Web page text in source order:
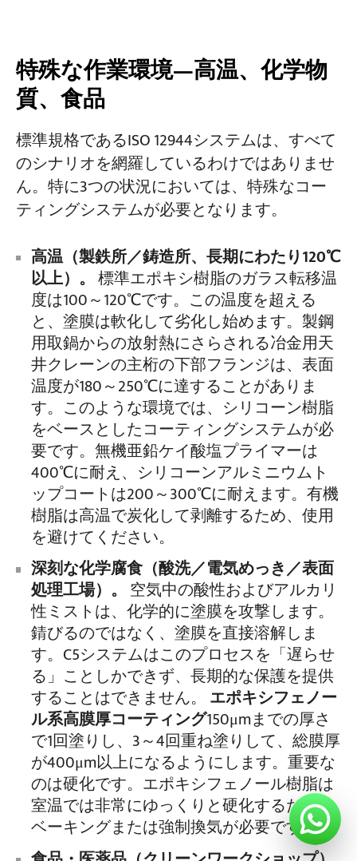
特殊な作業環境—高温、化学物
質、食品
標準規格であるISO 12944システムは、すべて
のシナリオを網羅しているわけではありませ
ん。特に3つの状況においては、特殊なコー
ティングシステムが必要となります。
高温（製鉄所／鋳造所、長期にわたり120℃
以上）。 標準エポキシ樹脂のガラス転移温
度は100～120℃です。この温度を超える
と、塗膜は軟化して劣化し始めます。製鋼
用取鍋からの放射熱にさらされる冶金用天
井クレーンの主桁の下部フランジは、表面
温度が180～250℃に達することがありま
す。このような環境では、シリコーン樹脂
をベースとしたコーティングシステムが必
要です。無機亜鉛ケイ酸塩プライマーは
400℃に耐え、シリコーンアルミニウムト
ップコートは200～300℃に耐えます。有機
樹脂は高温で炭化して剥離するため、使用
を避けてください。
深刻な化学腐食（酸洗／電気めっき／表面
処理工場）。 空気中の酸性およびアルカリ
性ミストは、化学的に塗膜を攻撃します。
錆びるのではなく、塗膜を直接溶解しま
す。C5システムはこのプロセスを「遅らせ
る」ことしかできず、長期的な保護を提供
することはできません。 エポキシフェノー
ル系高膜厚コーティング150μmまでの厚さ
で1回塗りし、3～4回重ね塗りして、総膜厚
が400μm以上になるようにします。重要な
のは硬化です。エポキシフェノール樹脂は
室温では非常にゆっくりと硬化するため、
ベーキングまたは強制換気が必要です。